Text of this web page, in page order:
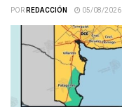
PORREDACCIÓN 05/08/2026